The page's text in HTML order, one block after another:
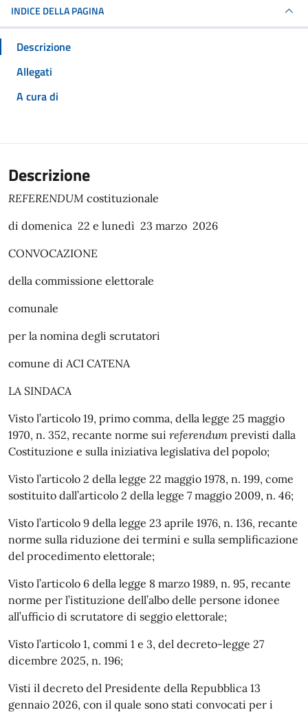
INDICE DELLA PAGINA
Descrizione
Allegati
A cura di
Descrizione
REFERENDUM costituzionale
di domenica 22 e lunedì 23 marzo 2026
CONVOCAZIONE
della commissione elettorale
comunale
per la nomina degli scrutatori
comune di ACI CATENA
LA SINDACA
Visto l’articolo 19, primo comma, della legge 25 maggio
1970, n. 352, recante norme sui referendum previsti dalla
Costituzione e sulla iniziativa legislativa del popolo;
Visto l’articolo 2 della legge 22 maggio 1978, n. 199, come
sostituito dall’articolo 2 della legge 7 maggio 2009, n. 46;
Visto l’articolo 9 della legge 23 aprile 1976, n. 136, recante
norme sulla riduzione dei termini e sulla semplificazione
del procedimento elettorale;
Visto l’articolo 6 della legge 8 marzo 1989, n. 95, recante
norme per l’istituzione dell’albo delle persone idonee
all’ufficio di scrutatore di seggio elettorale;
Visto l’articolo 1, commi 1 e 3, del decreto-legge 27
dicembre 2025, n. 196;
Visti il decreto del Presidente della Repubblica 13
gennaio 2026, con il quale sono stati convocati per i